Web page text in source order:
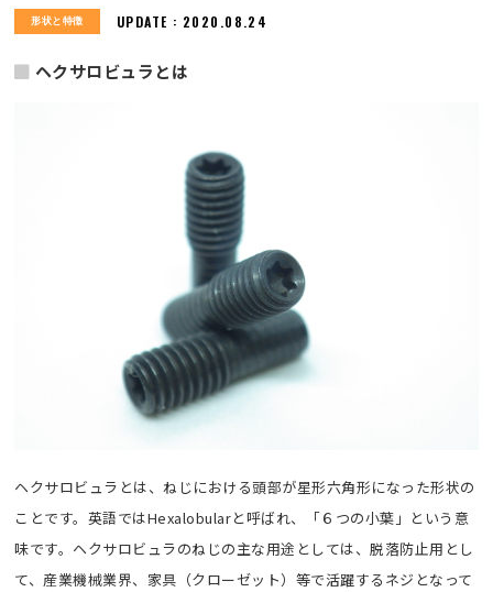
形状と特徴 UPDATE : 2020.08.24
ヘクサロビュラとは
ヘクサロビュラとは、ねじにおける頭部が星形六角形になった形状の
ことです。英語ではHexalobularと呼ばれ、「６つの小葉」という意
味です。ヘクサロビュラのねじの主な用途としては、脱落防止用とし
て、産業機械業界、家具（クローゼット）等で活躍するネジとなって